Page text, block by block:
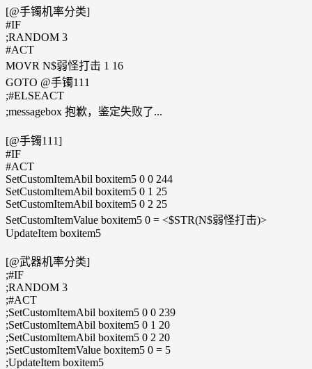
[@手镯机率分类]
#IF
;RANDOM 3
#ACT
MOVR N$弱怪打击 1 16
GOTO @手镯111
;#ELSEACT
;messagebox 抱歉，鉴定失败了...
[@手镯111]
#IF
#ACT
SetCustomItemAbil boxitem5 0 0 244
SetCustomItemAbil boxitem5 0 1 25
SetCustomItemAbil boxitem5 0 2 25
SetCustomItemValue boxitem5 0 = <$STR(N$弱怪打击)>
UpdateItem boxitem5
[@武器机率分类]
;#IF
;RANDOM 3
;#ACT
;SetCustomItemAbil boxitem5 0 0 239
;SetCustomItemAbil boxitem5 0 1 20
;SetCustomItemAbil boxitem5 0 2 20
;SetCustomItemValue boxitem5 0 = 5
;UpdateItem boxitem5